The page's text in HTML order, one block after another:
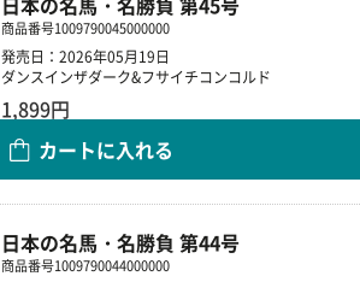
商品番号1009790045000000
発売日：2026年05月19日
ダンスインザダーク&フサイチコンコルド
1,899円
カートに入れる
日本の名馬・名勝負 第44号
商品番号1009790044000000